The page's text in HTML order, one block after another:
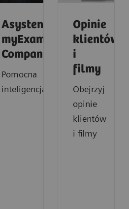
Asystent
myExam
Companion
Pomocna
inteligencja.
Opinie
klientów
i
filmy
Obejrzyj
opinie
klientów
i filmy